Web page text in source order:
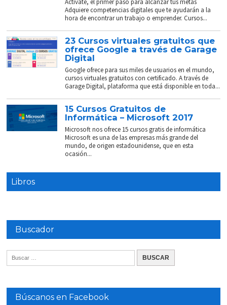
Actívate, el primer paso para alcanzar tus metas
Adquiere competencias digitales que te ayudarán a la
hora de encontrar un trabajo o emprender. Cursos...
23 Cursos virtuales gratuitos que
ofrece Google a través de Garage
Digital
Google ofrece para sus miles de usuarios en el mundo,
cursos virtuales gratuitos con certificado. A través de
Garage Digital, plataforma que está disponible en toda...
15 Cursos Gratuitos de
Informática – Microsoft 2017
Microsoft nos ofrece 15 cursos gratis de informática
Microsoft es una de las empresas más grande del
mundo, de origen estadounidense, que en esta
ocasión...
Libros
Buscador
Búscanos en Facebook